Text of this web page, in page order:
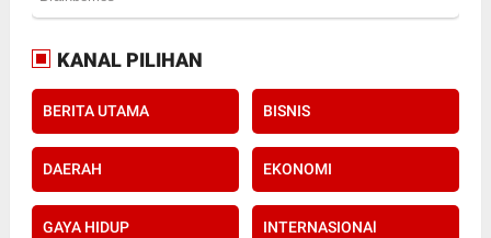
KANAL PILIHAN
BERITA UTAMA BISNIS
DAERAH EKONOMI
GAYA HIDUP INTERNASIONAl